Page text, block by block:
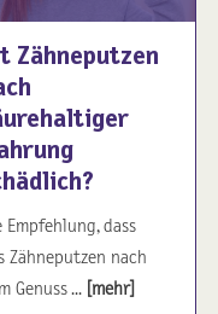
Zähneputzen
Empfehlung, dass
Zähneputzen nach
Genuss ... [mehr]